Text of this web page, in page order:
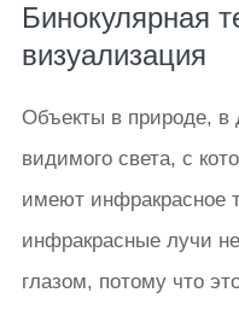
Бинокулярная
визуализация
Объекты в природе, в
видимого света, с
имеют инфракрасное
инфракрасные лучи
глазом, потому что